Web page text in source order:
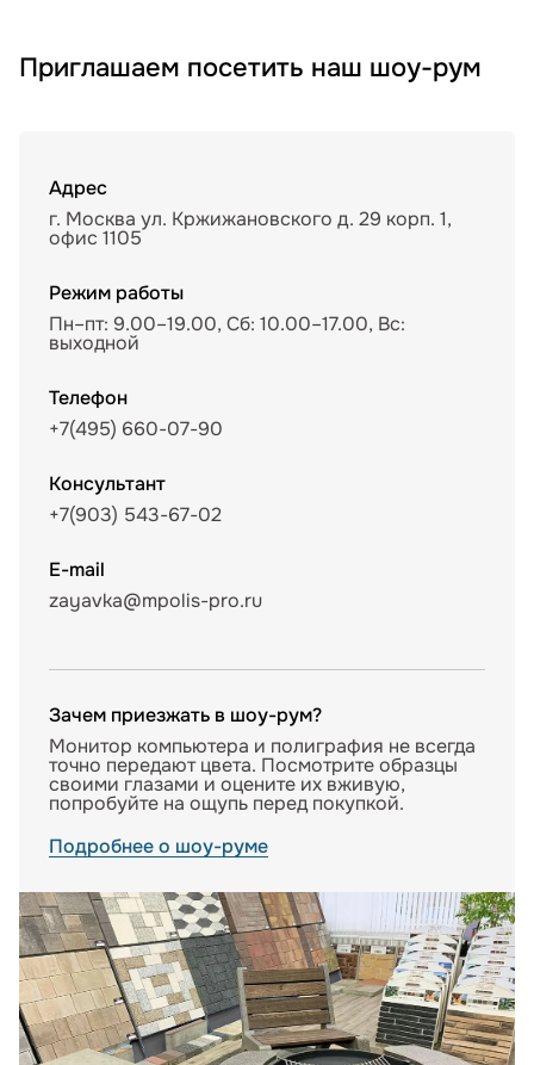
Приглашаем посетить наш шоу-рум
Адрес
г. Москва ул. Кржижановского д. 29 корп. 1,
офис 1105
Режим работы
Пн–пт: 9.00–19.00, Сб: 10.00–17.00, Вс:
выходной
Телефон
+7(495) 660-07-90
Консультант
+7(903) 543-67-02
E-mail
zayavka@mpolis-pro.ru
Зачем приезжать в шоу-рум?
Монитор компьютера и полиграфия не всегда
точно передают цвета. Посмотрите образцы
своими глазами и оцените их вживую,
попробуйте на ощупь перед покупкой.
Подробнее о шоу-руме